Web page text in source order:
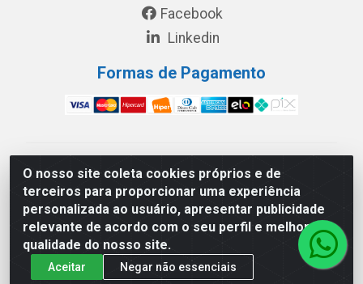
O nosso site coleta cookies próprios e de
terceiros para proporcionar uma experiência
personalizada ao usuário, apresentar publicidade
relevante de acordo com o seu perfil e melhorar a
qualidade do nosso site.
Aceitar Negar não essenciais
Facebook
Linkedin
Formas de Pagamento
América Latina Indústria e Comércio de Vidros LTDA -
CNPJ 19.813.045/0001-03 - Rua Carlos Drummond de
Andrade, 151 Núcleo Industrial III – Cascavel/PR - CEP
85.811-530